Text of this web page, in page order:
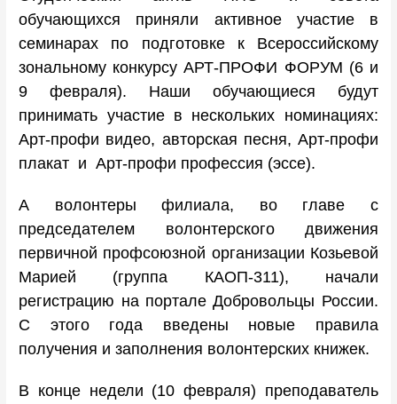
обучающихся приняли активное участие в
семинарах по подготовке к Всероссийскому
зональному конкурсу АРТ-ПРОФИ ФОРУМ (6 и
9 февраля). Наши обучающиеся будут
принимать участие в нескольких номинациях:
Арт-профи видео, авторская песня, Арт-профи
плакат и Арт-профи профессия (эссе).
А волонтеры филиала, во главе с
председателем волонтерского движения
первичной профсоюзной организации Козьевой
Марией (группа КАОП-311), начали
регистрацию на портале Добровольцы России.
С этого года введены новые правила
получения и заполнения волонтерских книжек.
В конце недели (10 февраля) преподаватель